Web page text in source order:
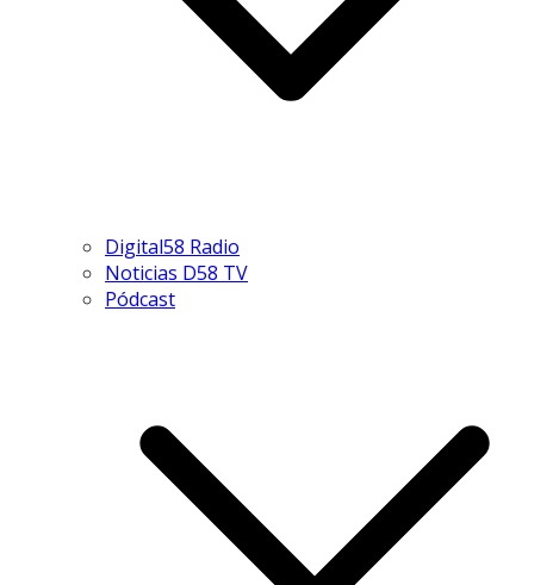
Digital58 Radio
Noticias D58 TV
Pódcast